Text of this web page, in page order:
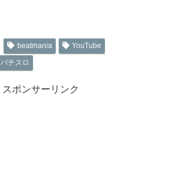
beatmania
YouTube
パチスロ
スポンサーリンク